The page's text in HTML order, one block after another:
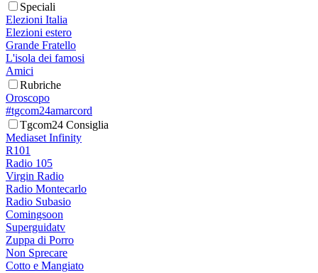
Speciali
Elezioni Italia
Elezioni estero
Grande Fratello
L'isola dei famosi
Amici
Rubriche
Oroscopo
#tgcom24amarcord
Tgcom24 Consiglia
Mediaset Infinity
R101
Radio 105
Virgin Radio
Radio Montecarlo
Radio Subasio
Comingsoon
Superguidatv
Zuppa di Porro
Non Sprecare
Cotto e Mangiato